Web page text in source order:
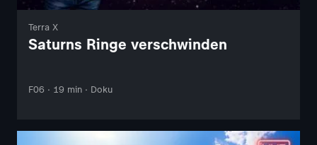
Terra X
Saturns Ringe verschwinden
F06 · 19 min · Doku